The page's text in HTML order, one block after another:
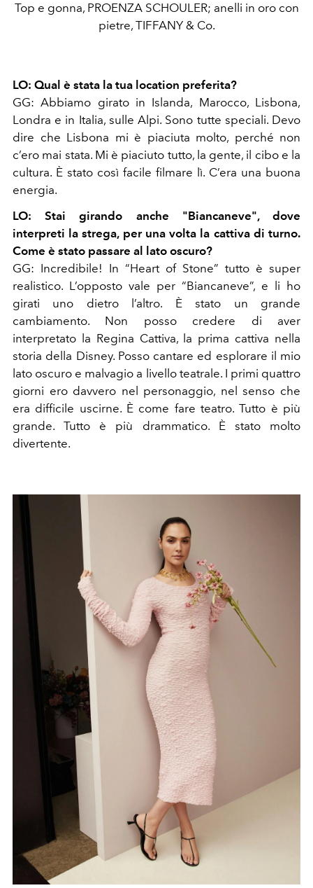
Top e gonna, PROENZA SCHOULER; anelli in oro con
pietre, TIFFANY & Co.
LO: Qual è stata la tua location preferita?
GG:Abbiamo girato in Islanda, Marocco, Lisbona,
Londra e in Italia, sulle Alpi. Sono tutte speciali. Devo
dire che Lisbona mi è piaciuta molto, perché non
c’ero mai stata. Mi è piaciuto tutto, la gente, il cibo e la
cultura. È stato così facile filmare lì. C’era una buona
energia.
LO:Stai girando anche "Biancaneve", dove
interpreti la strega, per una volta la cattiva di turno.
Come è stato passare al lato oscuro?
GG: Incredibile! In “Heart of Stone” tutto è super
realistico. L’opposto vale per “Biancaneve”, e li ho
girati uno dietro l’altro. È stato un grande
cambiamento. Non posso credere di aver
interpretato la Regina Cattiva, la prima cattiva nella
storia della Disney. Posso cantare ed esplorare il mio
lato oscuro e malvagio a livello teatrale. I primi quattro
giorni ero davvero nel personaggio, nel senso che
era difficile uscirne. È come fare teatro. Tutto è più
grande. Tutto è più drammatico. È stato molto
divertente.